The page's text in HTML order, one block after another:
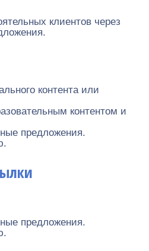
клиентов через
контента или
контентом и
предложения.
предложения.